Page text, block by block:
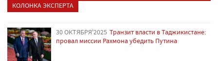
КОЛОНКА ЭКСПЕРТА
30 ОКТЯБРЯ'2025 Транзит власти в Таджикистане:
провал миссии Рахмона убедить Путина